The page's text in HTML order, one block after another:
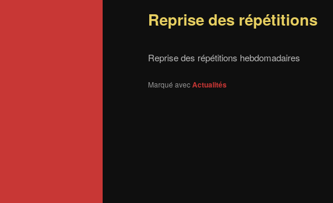
Reprise des répétitions
Reprise des répétitions hebdomadaires
Marqué avecActualités